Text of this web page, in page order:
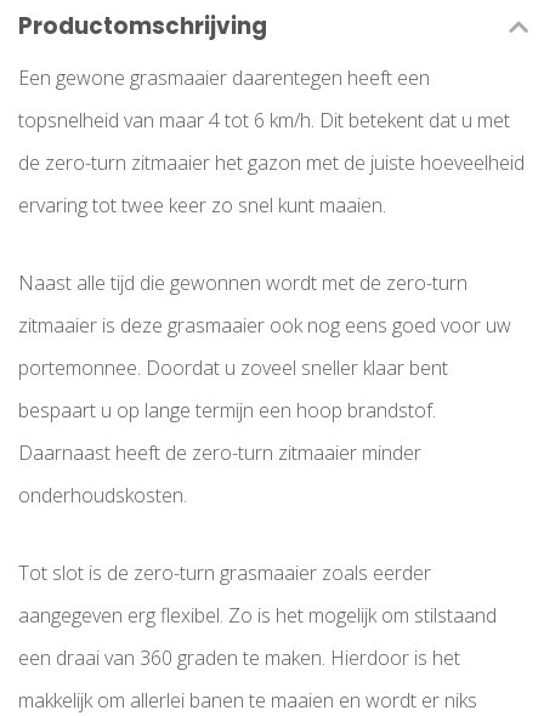
Productomschrijving
Een gewone grasmaaier daarentegen heeft een
topsnelheid van maar 4 tot 6 km/h. Dit betekent dat u met
de zero-turn zitmaaier het gazon met de juiste hoeveelheid
ervaring tot twee keer zo snel kunt maaien.
Naast alle tijd die gewonnen wordt met de zero-turn
zitmaaier is deze grasmaaier ook nog eens goed voor uw
portemonnee. Doordat u zoveel sneller klaar bent
bespaart u op lange termijn een hoop brandstof.
Daarnaast heeft de zero-turn zitmaaier minder
onderhoudskosten.
Tot slot is de zero-turn grasmaaier zoals eerder
aangegeven erg flexibel. Zo is het mogelijk om stilstaand
een draai van 360 graden te maken. Hierdoor is het
makkelijk om allerlei banen te maaien en wordt er niks